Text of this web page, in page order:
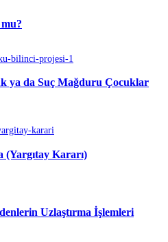
ya da Suç Mağduru Çocuklar
(Yargıtay Kararı)
Uzlaştırma İşlemleri